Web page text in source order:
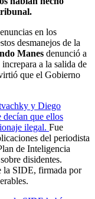
en los
desmanejos de la
Manes denunció a
a la salida de
que el Gobierno
y Diego
decían que ellos
ilegal. Fue
del periodista
de Inteligencia
disidentes.
la SIDE, firmada por